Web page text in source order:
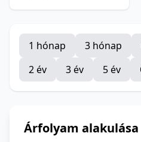
1 hónap 3 hónap
2 év
3 év 5 év
Árfolyam alakulása